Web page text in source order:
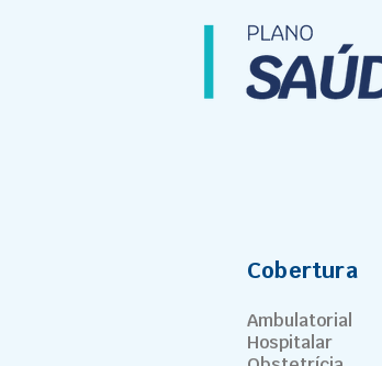
Cobertura
Ambulatorial
Hospitalar